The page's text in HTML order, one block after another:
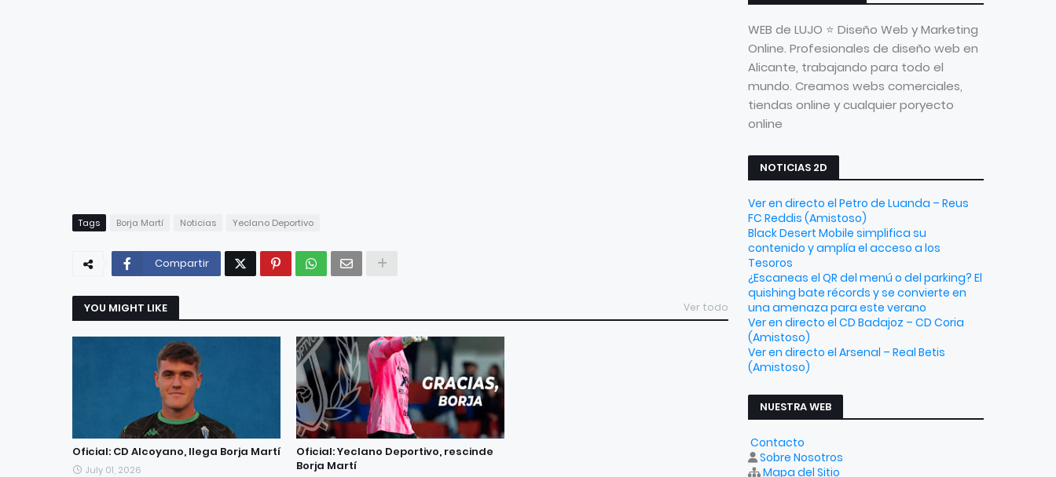
Tags Borja Martí Noticias Yeclano Deportivo
Compartir
YOU MIGHT LIKE Ver todo
Oficial: CD Alcoyano, llega Borja Martí
July 01, 2026
Oficial: Yeclano Deportivo, rescinde
Borja Martí
WEB de LUJO ⭐ Diseño Web y Marketing
Online. Profesionales de diseño web en
Alicante, trabajando para todo el
mundo. Creamos webs comerciales,
tiendas online y cualquier poryecto
online
NOTICIAS 2D
Ver en directo el Petro de Luanda – Reus
FC Reddis (Amistoso)
Black Desert Mobile simplifica su
contenido y amplía el acceso a los
Tesoros
¿Escaneas el QR del menú o del parking? El
quishing bate récords y se convierte en
una amenaza para este verano
Ver en directo el CD Badajoz – CD Coria
(Amistoso)
Ver en directo el Arsenal – Real Betis
(Amistoso)
NUESTRA WEB
Contacto
Sobre Nosotros
Mapa del Sitio